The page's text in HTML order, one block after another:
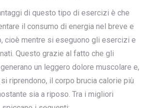
di questo tipo di esercizi è che
il consumo di energia nel breve e
cioè mentre si eseguono gli esercizi e
Questo grazie al fatto che gli
un leggero dolore muscolare e,
riprendono, il corpo brucia calorie più
sia a riposo. Tra i migliori